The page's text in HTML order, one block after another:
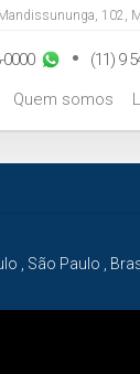
, 102,
0000 (11) 9
Quem somos
São Paulo